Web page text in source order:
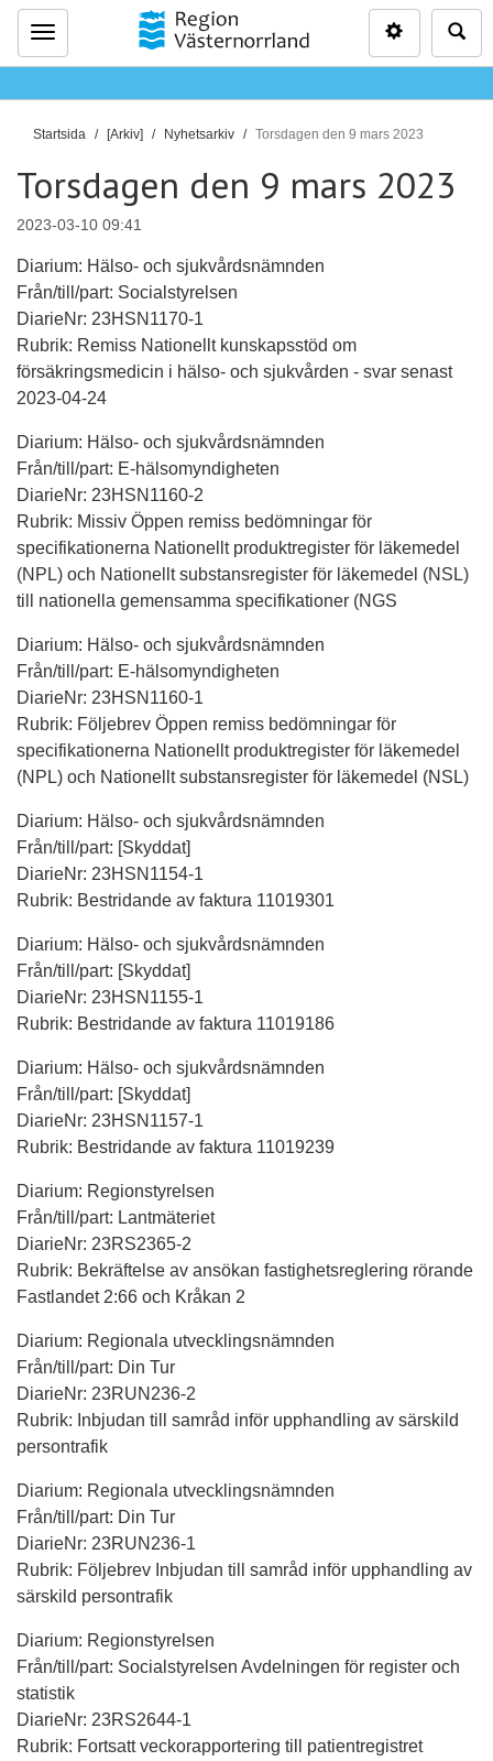
Meny
D
ä
r
h
ä
r
:
Startsida [Arkiv] Nyhetsarkiv Torsdagen den 9 mars 2023
Torsdagen den 9 mars 2023
2023-03-10 09:41
Diarium: Hälso- och sjukvårdsnämnden
Från/till/part: Socialstyrelsen
DiarieNr: 23HSN1170-1
Rubrik: Remiss Nationellt kunskapsstöd om
försäkringsmedicin i hälso- och sjukvården - svar senast
2023-04-24
Diarium: Hälso- och sjukvårdsnämnden
Från/till/part: E-hälsomyndigheten
DiarieNr: 23HSN1160-2
Rubrik: Missiv Öppen remiss bedömningar för
specifikationerna Nationellt produktregister för läkemedel
(NPL) och Nationellt substansregister för läkemedel (NSL)
till nationella gemensamma specifikationer (NGS
Diarium: Hälso- och sjukvårdsnämnden
Från/till/part: E-hälsomyndigheten
DiarieNr: 23HSN1160-1
Rubrik: Följebrev Öppen remiss bedömningar för
specifikationerna Nationellt produktregister för läkemedel
(NPL) och Nationellt substansregister för läkemedel (NSL)
Diarium: Hälso- och sjukvårdsnämnden
Från/till/part: [Skyddat]
DiarieNr: 23HSN1154-1
Rubrik: Bestridande av faktura 11019301
Diarium: Hälso- och sjukvårdsnämnden
Från/till/part: [Skyddat]
DiarieNr: 23HSN1155-1
Rubrik: Bestridande av faktura 11019186
Diarium: Hälso- och sjukvårdsnämnden
Från/till/part: [Skyddat]
DiarieNr: 23HSN1157-1
Rubrik: Bestridande av faktura 11019239
Diarium: Regionstyrelsen
Från/till/part: Lantmäteriet
DiarieNr: 23RS2365-2
Rubrik: Bekräftelse av ansökan fastighetsreglering rörande
Fastlandet 2:66 och Kråkan 2
Diarium: Regionala utvecklingsnämnden
Från/till/part: Din Tur
DiarieNr: 23RUN236-2
Rubrik: Inbjudan till samråd inför upphandling av särskild
persontrafik
Diarium: Regionala utvecklingsnämnden
Från/till/part: Din Tur
DiarieNr: 23RUN236-1
Rubrik: Följebrev Inbjudan till samråd inför upphandling av
särskild persontrafik
Diarium: Regionstyrelsen
Från/till/part: Socialstyrelsen Avdelningen för register och
statistik
DiarieNr: 23RS2644-1
Rubrik: Fortsatt veckorapportering till patientregistret